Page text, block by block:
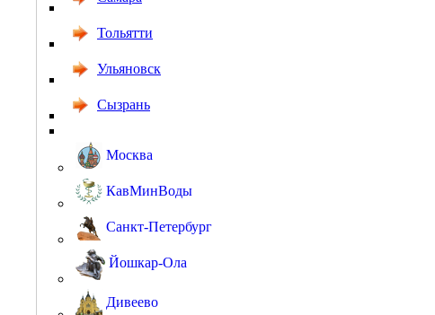
Тольятти
Ульяновск
Сызрань
Москва
КавМинВоды
Санкт-Петербург
Йошкар-Ола
Дивеево